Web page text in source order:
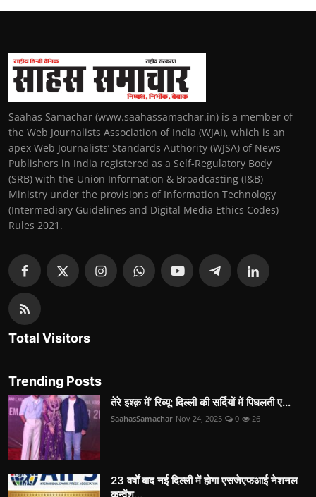
Saahas Samachar (www.saahassamachar.in) is a member of
the Web Journalists Association of India (WJAI), which is an
apex Web Journalists’ Standards Authority (WJSA) of News
Publishers in India registered as a Self-Regulatory Body
(SRB) with the Union Information & Broadcasting (I&B)
Ministry under the provisions of Information Technology
(Intermediary Guidelines and Digital Media Ethics Codes)
Rules 2021.
Total Visitors
Trending Posts
तेरे इश्क़ में’ रिव्यू: दिल्ली की सर्दियों में पिघलती ए...
SaahasSamachar Nov 24, 2025 0 26
23 वर्षों बाद नई दिल्ली में होगा एसजेएफआई नेशनल